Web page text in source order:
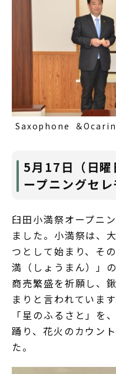
Saxophone ＆
5月17日（日曜
ープニングセ
臼田小満祭オープニ
ました。小満祭は、
つとして始まり、そ
満（しょうまん）」
商売繁盛を祈願し、
まりと言われていま
「星のふるさと」を
踊り、花火のカウン
た。